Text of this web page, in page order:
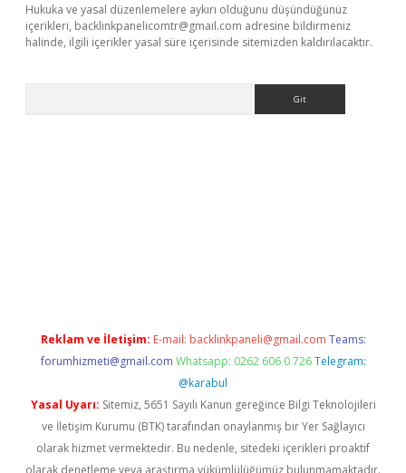
Hukuka ve yasal düzenlemelere aykırı olduğunu düşündüğünüz
içerikleri, backlinkpanelicomtr@gmail.com adresine bildirmeniz
halinde, ilgili içerikler yasal süre içerisinde sitemizden kaldırılacaktır.
Reklam ve İletişim: E-mail: backlinkpaneli@gmail.com Teams:
forumhizmeti@gmail.com Whatsapp: 0262 606 0 726 Telegram:
@karabul
Yasal Uyarı: Sitemiz, 5651 Sayılı Kanun gereğince Bilgi Teknolojileri
ve İletişim Kurumu (BTK) tarafından onaylanmış bir Yer Sağlayıcı
olarak hizmet vermektedir. Bu nedenle, sitedeki içerikleri proaktif
olarak denetleme veya araştırma yükümlülüğümüz bulunmamaktadır.